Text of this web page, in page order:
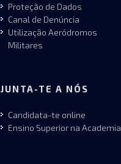
Proteção de Dados
Canal de Denúncia
Utilização Aeródromos
Militares
JUNTA-TE A NÓS
Candidata-te online
Ensino Superior na Academia